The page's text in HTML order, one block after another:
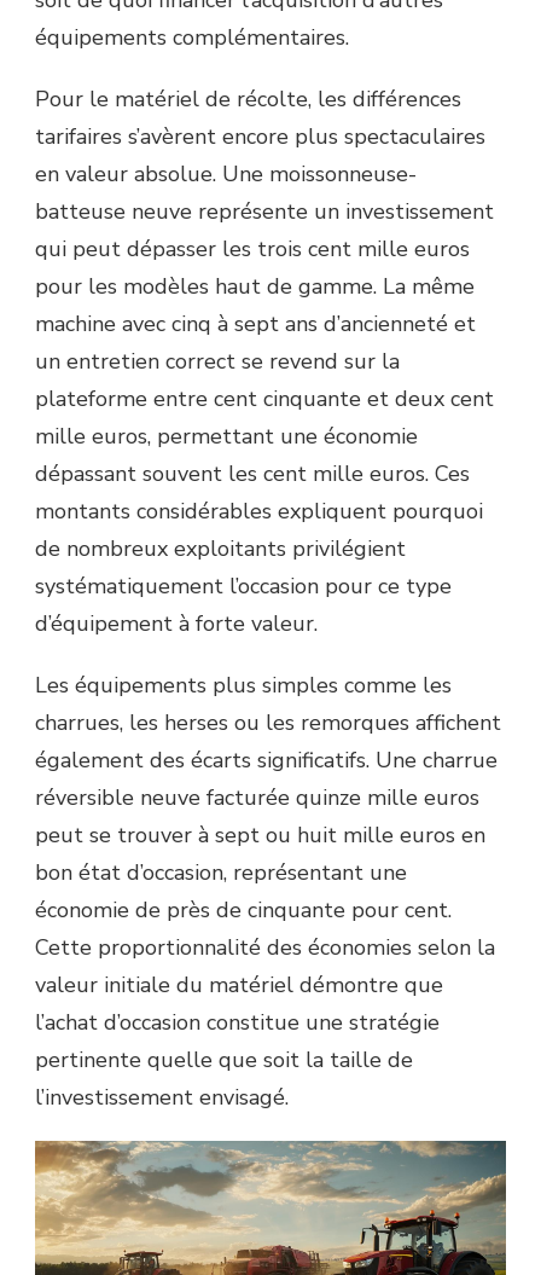
équipements complémentaires.
Pour le matériel de récolte, les différences
tarifaires s’avèrent encore plus spectaculaires
en valeur absolue. Une moissonneuse-
batteuse neuve représente un investissement
qui peut dépasser les trois cent mille euros
pour les modèles haut de gamme. La même
machine avec cinq à sept ans d’ancienneté et
un entretien correct se revend sur la
plateforme entre cent cinquante et deux cent
mille euros, permettant une économie
dépassant souvent les cent mille euros. Ces
montants considérables expliquent pourquoi
de nombreux exploitants privilégient
systématiquement l’occasion pour ce type
d’équipement à forte valeur.
Les équipements plus simples comme les
charrues, les herses ou les remorques affichent
également des écarts significatifs. Une charrue
réversible neuve facturée quinze mille euros
peut se trouver à sept ou huit mille euros en
bon état d’occasion, représentant une
économie de près de cinquante pour cent.
Cette proportionnalité des économies selon la
valeur initiale du matériel démontre que
l’achat d’occasion constitue une stratégie
pertinente quelle que soit la taille de
l’investissement envisagé.